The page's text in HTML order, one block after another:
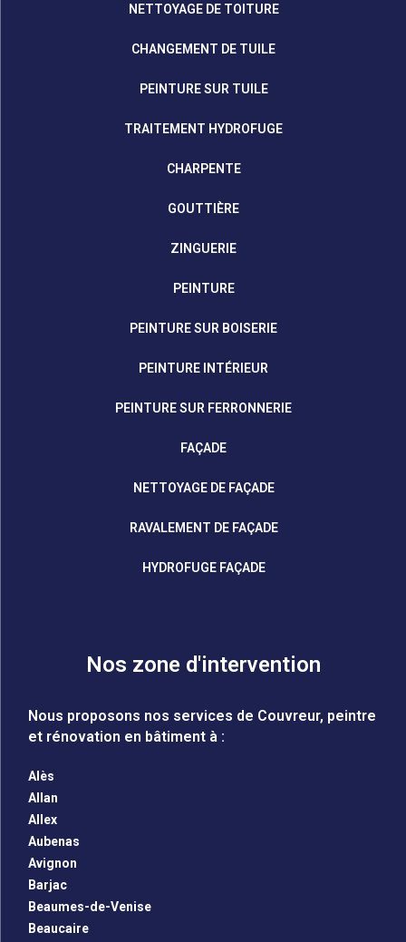
NETTOYAGE DE TOITURE
CHANGEMENT DE TUILE
PEINTURE SUR TUILE
TRAITEMENT HYDROFUGE
CHARPENTE
GOUTTIÈRE
ZINGUERIE
PEINTURE
PEINTURE SUR BOISERIE
PEINTURE INTÉRIEUR
PEINTURE SUR FERRONNERIE
FAÇADE
NETTOYAGE DE FAÇADE
RAVALEMENT DE FAÇADE
HYDROFUGE FAÇADE
Nos zone d'intervention
Nous proposons nos services de Couvreur, peintre
et rénovation en bâtiment à :
Alès
Allan
Allex
Aubenas
Avignon
Barjac
Beaumes-de-Venise
Beaucaire